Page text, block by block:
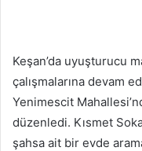
Keşan’da uyuşturucu
çalışmalarına devam
Yenimescit
düzenledi. Kısmet
şahsa ait bir evde